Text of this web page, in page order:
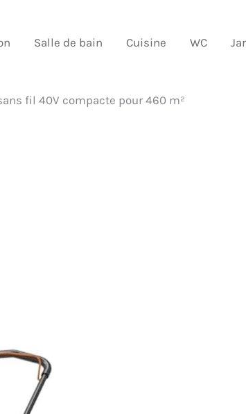
Salle de bain Cuisine WC
fil 40V compacte pour 460 m²